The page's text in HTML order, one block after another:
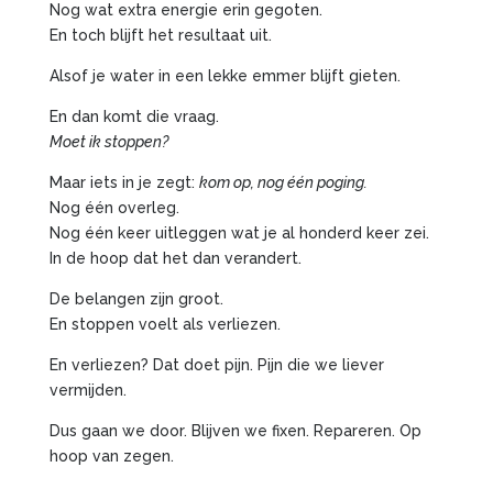
Nog wat extra energie erin gegoten.
En toch blijft het resultaat uit.
Alsof je water in een lekke emmer blijft gieten.
En dan komt die vraag.
Moet ik stoppen?
Maar iets in je zegt: kom op, nog één poging.
Nog één overleg.
Nog één keer uitleggen wat je al honderd keer zei.
In de hoop dat het dan verandert.
De belangen zijn groot.
En stoppen voelt als verliezen.
En verliezen? Dat doet pijn. Pijn die we liever
vermijden.
Dus gaan we door. Blijven we fixen. Repareren. Op
hoop van zegen.